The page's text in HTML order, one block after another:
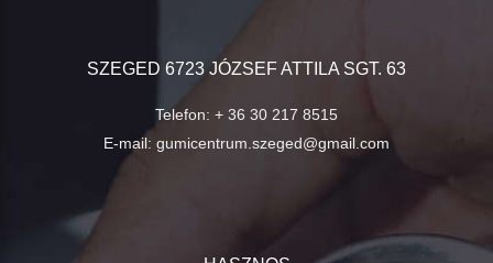
SZEGED 6723 JÓZSEF ATTILA SGT. 63
Telefon: + 36 30 217 8515
E-mail: gumicentrum.szeged@gmail.com